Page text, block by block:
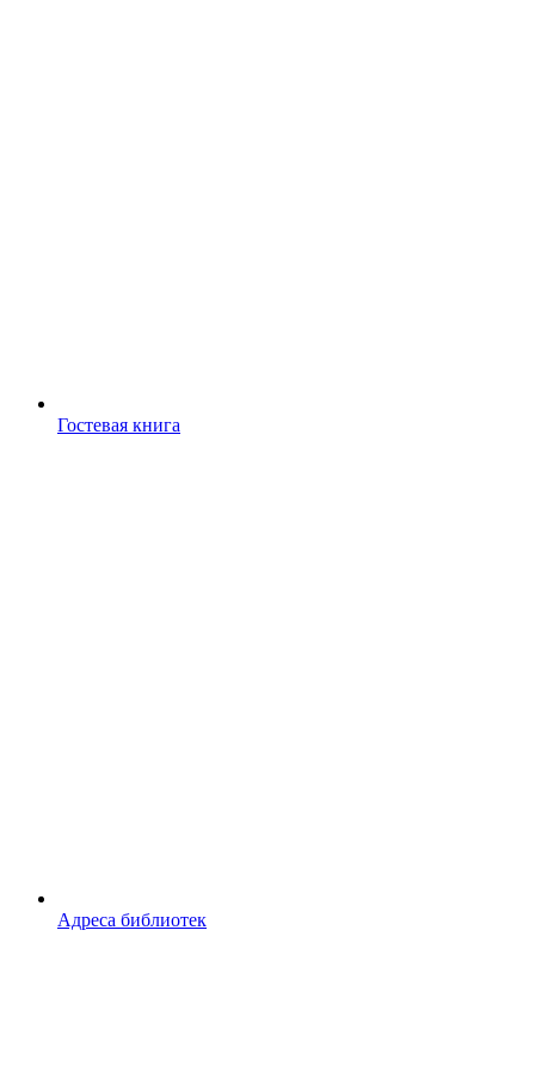
Гостевая книга
Адреса библиотек